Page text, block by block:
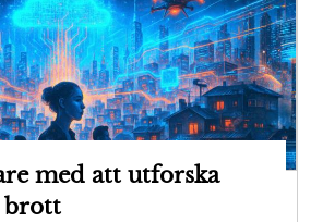
med att utforska
brott